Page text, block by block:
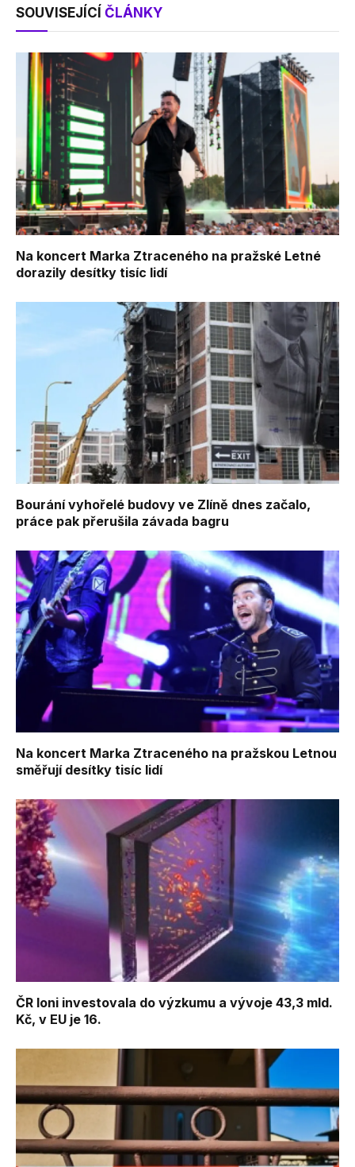
SOUVISEJÍCÍ ČLÁNKY
Na koncert Marka Ztraceného na pražské Letné
dorazily desítky tisíc lidí
Bourání vyhořelé budovy ve Zlíně dnes začalo,
práce pak přerušila závada bagru
Na koncert Marka Ztraceného na pražskou Letnou
směřují desítky tisíc lidí
ČR loni investovala do výzkumu a vývoje 43,3 mld.
Kč, v EU je 16.